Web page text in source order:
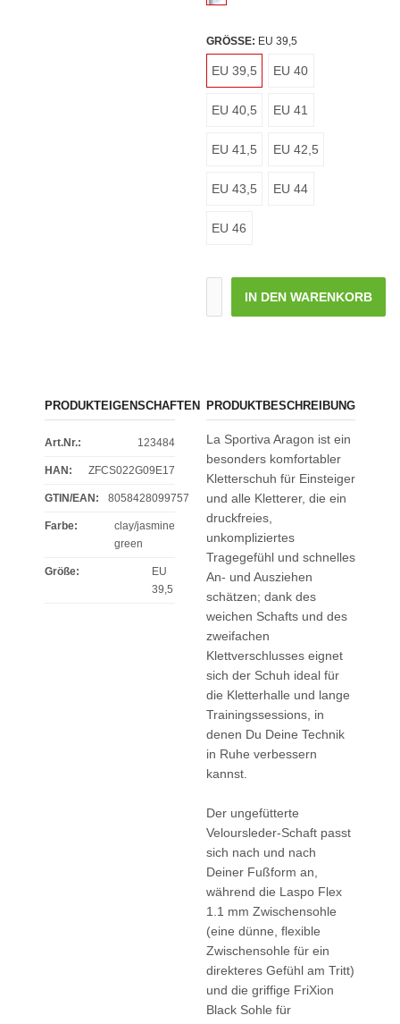
GRÖSSE: EU 39,5
EU 39,5 EU 40
EU 40,5 EU 41
EU 41,5 EU 42,5
EU 43,5 EU 44
EU 46
IN DEN WARENKORB
PRODUKTEIGENSCHAFTEN
Art.Nr.: 123484
HAN: ZFCS022G09E17
GTIN/EAN: 8058428099757
Farbe:
clay/jasmine
green
Größe:
EU
39,5
PRODUKTBESCHREIBUNG
La Sportiva Aragon ist ein
besonders komfortabler
Kletterschuh für Einsteiger
und alle Kletterer, die ein
druckfreies,
unkompliziertes
Tragegefühl und schnelles
An- und Ausziehen
schätzen; dank des
weichen Schafts und des
zweifachen
Klettverschlusses eignet
sich der Schuh ideal für
die Kletterhalle und lange
Trainingssessions, in
denen Du Deine Technik
in Ruhe verbessern
kannst.
Der ungefütterte
Veloursleder-Schaft passt
sich nach und nach
Deiner Fußform an,
während die Laspo Flex
1.1 mm Zwischensohle
(eine dünne, flexible
Zwischensohle für ein
direkteres Gefühl am Tritt)
und die griffige FriXion
Black Sohle für